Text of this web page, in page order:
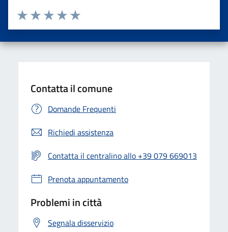
Valuta da 1 a 5 stelle la pagina
Valuta 5 stelle su 5
Valuta 4 stelle su 5
Valuta 3 stelle su 5
Valuta 2 stelle su 5
Valuta una stella su 5
Contatta il comune
Domande Frequenti
Richiedi assistenza
Contatta il centralino allo +39 079 669013
Prenota appuntamento
Problemi in città
Segnala disservizio